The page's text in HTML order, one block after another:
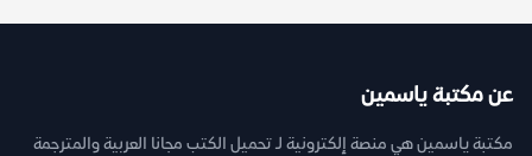
عن مكتبة ياسمين
مكتبة ياسمين هي منصة إلكترونية لـ تحميل الكتب مجانا العربية والمترجمة